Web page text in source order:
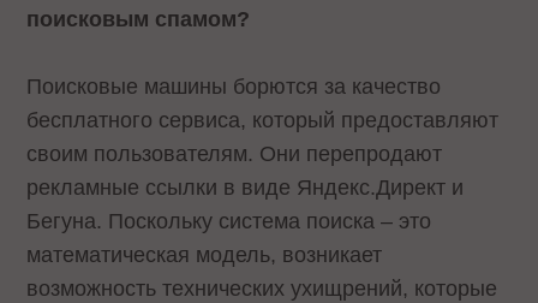
поисковым спамом?
Поисковые машины борются за качество
бесплатного сервиса, который предоставляют
своим пользователям. Они перепродают
рекламные ссылки в виде Яндекс.Директ и
Бегуна. Поскольку система поиска – это
математическая модель, возникает
возможность технических ухищрений, которые